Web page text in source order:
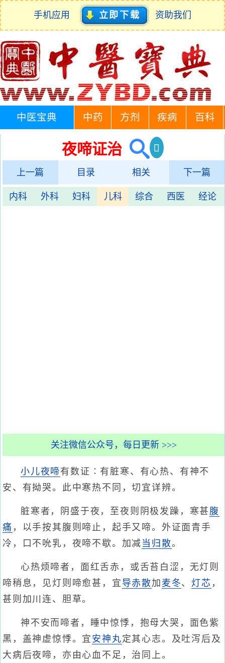
手机应用 立即下载 资助我们
中医宝典 中药 方剂 疾病 百科
夜啼证治
上一篇 目录 相关 下一篇
内科 外科 妇科 儿科 综合 西医 经论
关注微信公众号，每日更新 >>>
小儿夜啼 有数证∶有脏寒、有心热、有神不
安、有拗哭。此中寒热不同，切宜详辨。
脏寒者，阴盛于夜，至夜则阴极发躁，寒甚腹
痛 ，以手按其腹则啼止，起手又啼。外证面青手
冷，口不吮乳，夜啼不歇。加减 当归散。
心热烦啼者，面红舌赤，或舌苔白涩，无灯则
啼稍息，见灯则啼愈甚，宜 导赤散加 麦冬、 灯芯 ，
甚则加川连、胆草。
神不安而啼者，睡中惊悸，抱母大哭，面色紫
黑，盖神虚惊悸。宜 安神丸定其心志。及吐泻后及
大病后夜啼，亦由心血不足，治同上。